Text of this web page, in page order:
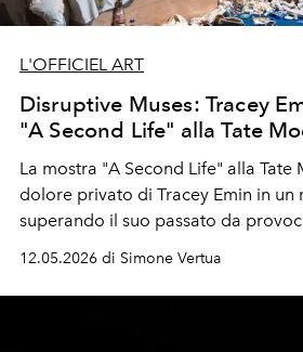
L'OFFICIEL ART
Disruptive Muses: Tracey
"A Second Life" alla Tate
La mostra "A Second Life" alla
dolore privato di Tracey Emin in
superando il suo passato da
abbandonare l'apatia per
12.05.2026 di Simone Vertua